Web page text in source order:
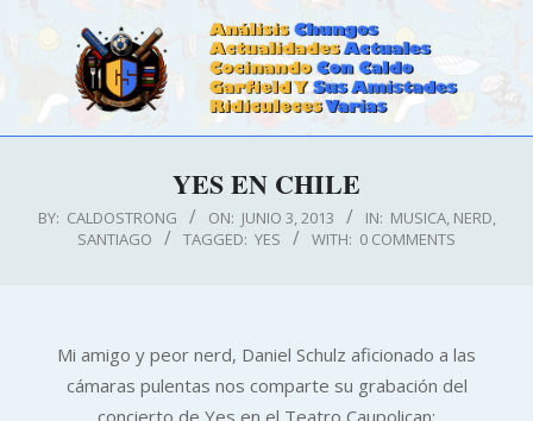
CALDOSTRONG.COM
Menu
YES EN CHILE
BY: CALDOSTRONG ON: JUNIO 3, 2013 IN: MUSICA, NERD
SANTIAGO
TAGGED: YES WITH: 0 COMMENTS
Mi amigo y peor nerd, Daniel Schulz aficionado a las
cámaras pulentas nos comparte su grabación del
concierto de Yes en el Teatro Caupolican: